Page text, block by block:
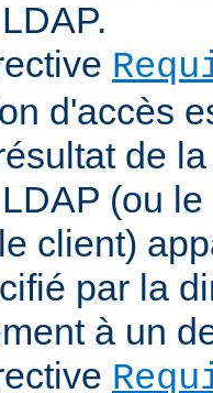
d'accès
de
(ou
client)
par la
à un